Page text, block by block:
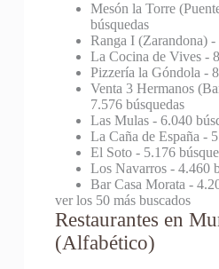
Mesón la Torre
búsquedas
Ranga I (Zarandona)-
La Cocina de Vives-
Pizzería la Góndola -
Venta 3 Hermanos
7.576 búsquedas
Las Mulas- 6.040
La Caña de España -
El Soto- 5.176
Los Navarros- 4.460
Bar Casa Morata -
ver los 50 más buscados
Restaurantes en
(Alfabético)